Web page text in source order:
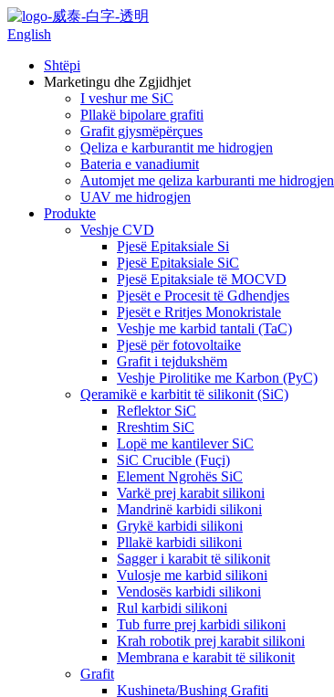
English
Shtëpi
Marketingu dhe Zgjidhjet
I veshur me SiC
Pllakë bipolare grafiti
Grafit gjysmëpërçues
Qeliza e karburantit me hidrogjen
Bateria e vanadiumit
Automjet me qeliza karburanti me hidrogjen
UAV me hidrogjen
Produkte
Veshje CVD
Pjesë Epitaksiale Si
Pjesë Epitaksiale SiC
Pjesë Epitaksiale të MOCVD
Pjesët e Procesit të Gdhendjes
Pjesët e Rritjes Monokristale
Veshje me karbid tantali (TaC)
Pjesë për fotovoltaike
Grafit i tejdukshëm
Veshje Pirolitike me Karbon (PyC)
Qeramikë e karbitit të silikonit (SiC)
Reflektor SiC
Rreshtim SiC
Lopë me kantilever SiC
SiC Crucible (Fuçi)
Element Ngrohës SiC
Varkë prej karabit silikoni
Mandrinë karbidi silikoni
Grykë karbidi silikoni
Pllakë karbidi silikoni
Sagger i karabit të silikonit
Vulosje me karbid silikoni
Vendosës karbidi silikoni
Rul karbidi silikoni
Tub furre prej karbidi silikoni
Krah robotik prej karabit silikoni
Membrana e karabit të silikonit
Grafit
Kushineta/Bushing Grafiti